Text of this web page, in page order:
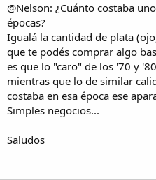
@Nelson: ¿Cuánto costaba
épocas?
Igualá la cantidad de plata
que te podés comprar algo
es que lo "caro" de los '70 y
mientras que lo de similar
costaba en esa época ese
Simples negocios...
Saludos